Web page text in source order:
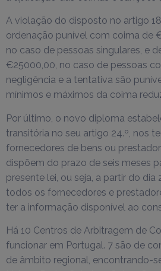
A violação do disposto no artigo
ordenação punível com coima de
no caso de pessoas singulares, e
€25000,00, no caso de pessoas
negligência e a tentativa são
mínimos e máximos da coima
Por último, o novo diploma
transitória no seu artigo 24.º, nos
fornecedores de bens ou
dispõem do prazo de seis meses
presente lei, ou seja, a partir do dia
todos os fornecedores e
ter a informação disponível ao
Há 10 Centros de Arbitragem de
funcionar em Portugal. 7 são de
de âmbito regional, encontrando-